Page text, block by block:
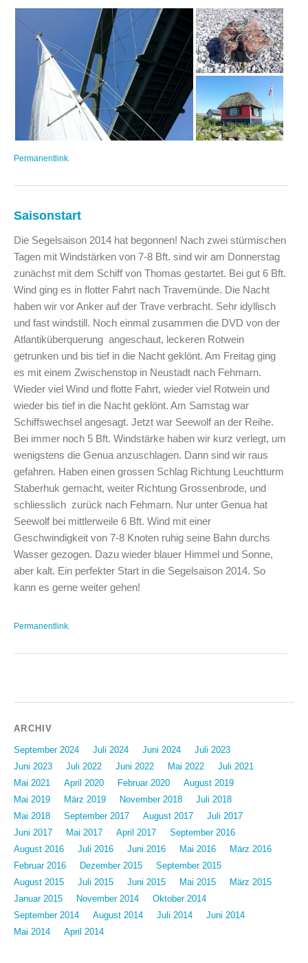
Permanentlink
Saisonstart
Die Segelsaison 2014 hat begonnen! Nach zwei stürmischen
Tagen mit Windstärken von 7-8 Bft. sind wir am Donnerstag
zunächst mit dem Schiff von Thomas gestartet. Bei gut 6 Bft.
Wind ging es in flotter Fahrt nach Travemünde. Die Nacht
haben wir vor Anker auf der Trave verbracht. Sehr idyllisch
und fast windstill. Noch einmal zusammen die DVD von der
Atlantiküberquerung angeschaut, leckeren Rotwein
getrunken und bis tief in die Nacht geklönt. Am Freitag ging
es mit einem Zwischenstop in Neustadt nach Fehmarn.
Wieder viel Wind und flotte Fahrt, wieder viel Rotwein und
wieder bis tief in die Nacht geklönt. Am Samstag war
Schiffswechsel angesagt. Jetzt war Seewolf an der Reihe.
Bei immer noch 5 Bft. Windstärke haben wir kurz verlegt, um
wenigstens die Genua anzuschlagen. Dann sind wir raus
gefahren. Haben einen grossen Schlag Richtung Leuchtturm
Staberhuk gemacht, weiter Richtung Grossenbrode, und
schliesslich zurück nach Fehmarn. Nur unter Genua hat
Seewolf bei mittlerweile 6 Bft. Wind mit einer
Geschwindigkeit von 7-8 Knoten ruhig seine Bahn durchs
Wasser gezogen. Dazu wieder blauer Himmel und Sonne,
aber kalt. Ein perfekter Start in die Segelsaison 2014. So
kann es gerne weiter gehen!
Permanentlink
Beitragsnavigation
ARCHIV
September 2024 Juli 2024 Juni 2024
Juli 2023
Juni 2023
Juli 2022 Juni 2022 Mai 2022
Juli 2021
Mai 2021
April 2020 Februar 2020
August 2019
Mai 2019
März 2019 November 2018
Juli 2018
Mai 2018
September 2017 August 2017
Juli 2017
Juni 2017
Mai 2017 April 2017
September 2016
August 2016
Juli 2016 Juni 2016 Mai 2016
März 2016
Februar 2016
Dezember 2015
September 2015
August 2015
Juli 2015 Juni 2015 Mai 2015
März 2015
Januar 2015
November 2014
Oktober 2014
September 2014
August 2014 Juli 2014
Juni 2014
Mai 2014
April 2014